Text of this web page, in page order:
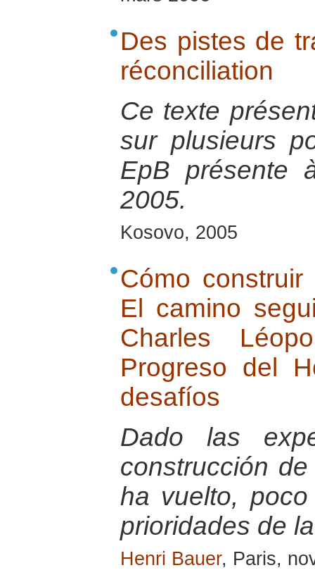
Des pistes de
réconciliation
Ce texte
sur plusieurs
EpB présente
2005.
Kosovo, 2005
Cómo construir
El camino
Charles
Progreso del
desafíos
Dado las
construcción
ha vuelto,
prioridades de
Henri Bauer, Paris,